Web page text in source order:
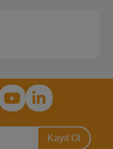
Kayıt Ol